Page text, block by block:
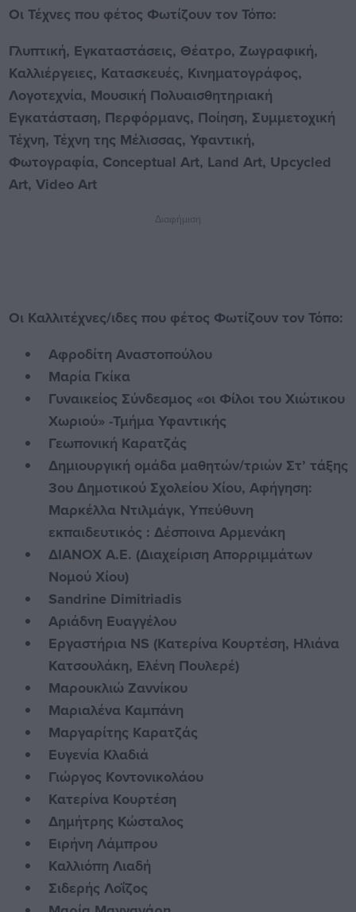
Οι Τέχνες που φέτος Φωτίζουν τον Τόπο:
Γλυπτική, Εγκαταστάσεις, Θέατρο, Ζωγραφική,
Καλλιέργειες, Κατασκευές, Κινηματογράφος,
Λογοτεχνία, Μουσική Πολυαισθητηριακή
Εγκατάσταση, Περφόρμανς, Ποίηση, Συμμετοχική
Τέχνη, Τέχνη της Μέλισσας, Υφαντική,
Φωτογραφία, Conceptual Art, Land Art, Upcycled
Art, Video Art
Διαφήμιση
Οι Καλλιτέχνες/ιδες που φέτος Φωτίζουν τον Τόπο:
Αφροδίτη Αναστοπούλου
Μαρία Γκίκα
Γυναικείος Σύνδεσμος «οι Φίλοι του Χιώτικου
Χωριού» -Τμήμα Υφαντικής
Γεωπονική Καρατζάς
Δημιουργική ομάδα μαθητών/τριών Στ’ τάξης
3ου Δημοτικού Σχολείου Χίου, Αφήγηση:
Μαρκέλλα Ντιλμάγκ, Υπεύθυνη
εκπαιδευτικός : Δέσποινα Αρμενάκη
ΔΙΑΝΟΧ Α.Ε. (Διαχείριση Απορριμμάτων
Νομού Χίου)
Sandrine Dimitriadis
Αριάδνη Ευαγγέλου
Εργαστήρια NS (Κατερίνα Κουρτέση, Ηλιάνα
Κατσουλάκη, Ελένη Πουλερέ)
Μαρουκλιώ Ζαννίκου
Μαριαλένα Καμπάνη
Μαργαρίτης Καρατζάς
Ευγενία Κλαδιά
Γιώργος Κοντονικολάου
Κατερίνα Κουρτέση
Δημήτρης Κώσταλος
Ειρήνη Λάμπρου
Καλλιόπη Λιαδή
Σιδερής Λοΐζος